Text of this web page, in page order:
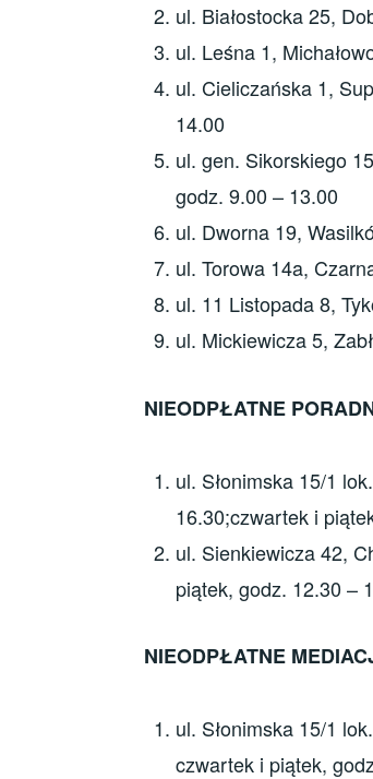
ul. Białostocka 25,
ul. Leśna 1,
ul. Cieliczańska 1,
14.00
ul. gen. Sikorskiego
godz. 9.00 – 13.00
ul. Dworna 19,
ul. Torowa 14a,
ul. 11 Listopada 8,
ul. Mickiewicza 5,
NIEODPŁATNE
ul. Słonimska 15/1
16.30;czwartek i
ul. Sienkiewicza 42,
piątek, godz. 12.30 –
NIEODPŁATNE
ul. Słonimska 15/1
czwartek i piątek,